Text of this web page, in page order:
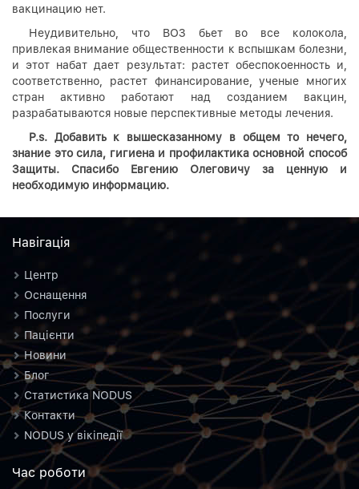
вакцинацию нет.
Неудивительно, что ВОЗ бьет во все колокола,
привлекая внимание общественности к вспышкам болезни,
и этот набат дает результат: растет обеспокоенность и,
соответственно, растет финансирование, ученые многих
стран активно работают над созданием вакцин,
разрабатываются новые перспективные методы лечения.
P.s. Добавить к вышесказанному в общем то нечего,
знание это сила, гигиена и профилактика основной способ
Защиты. Спасибо Евгению Олеговичу за ценную и
необходимую информацию.
Навiгацiя
Центр
Оснащення
Послуги
Пацієнти
Новини
Блог
Статистика NODUS
Контакти
NODUS у вікіпедії
Час роботи